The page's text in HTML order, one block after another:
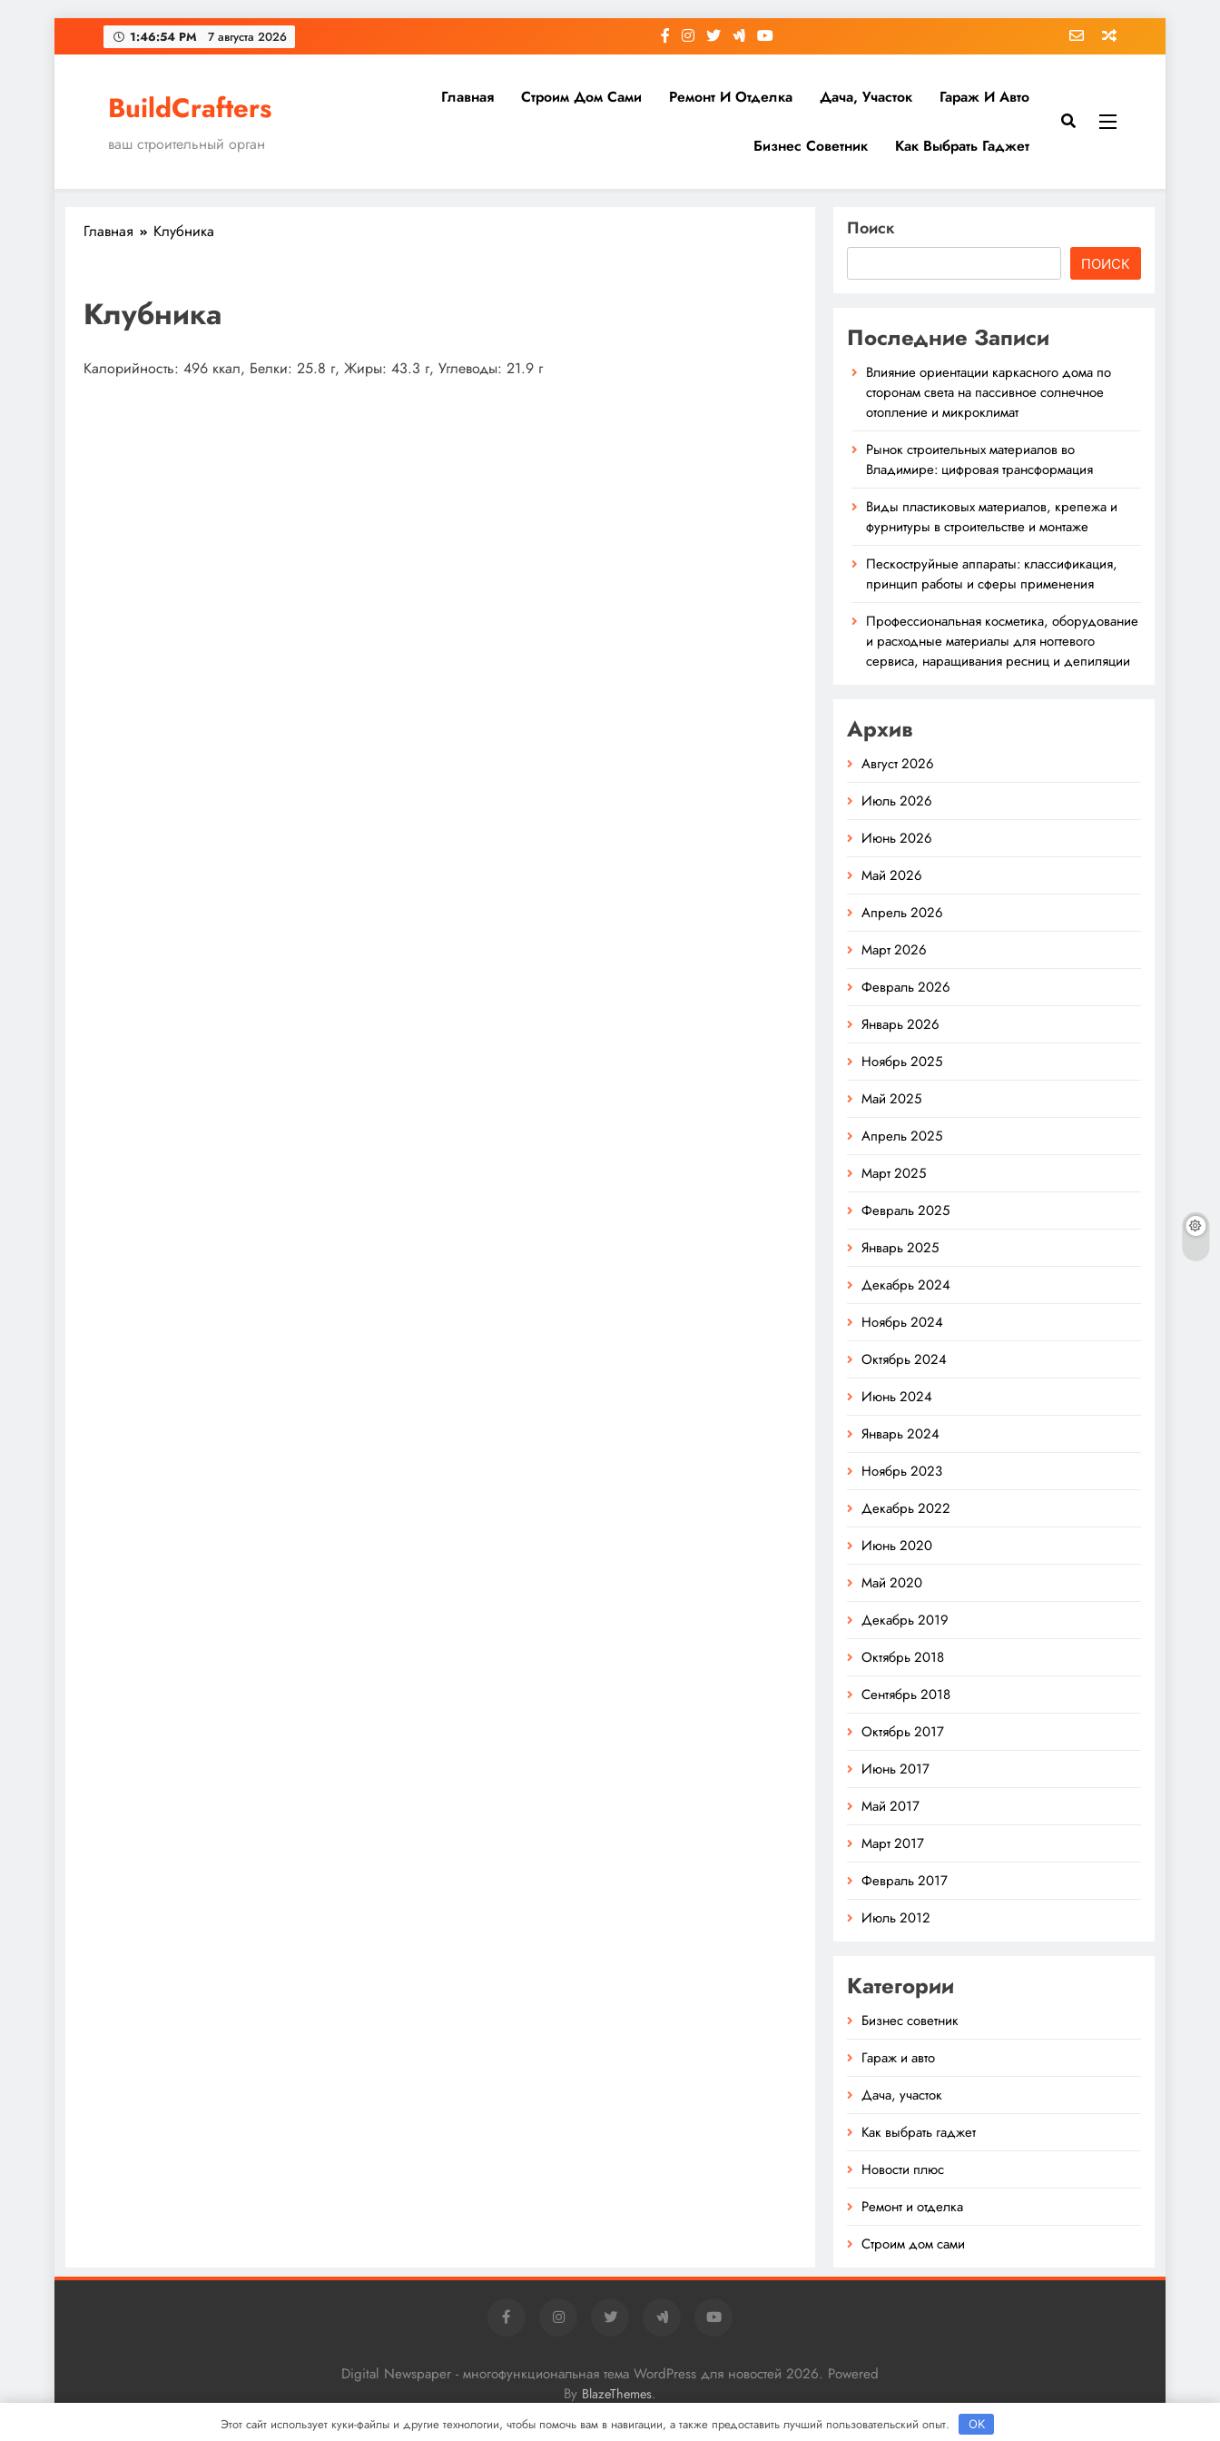
Перейти
к
1:46:54 PM 7 августа 2026
BuildCrafters
ваш строительный орган
Главная Строим Дом Сами Ремонт И Отделка Дача, Участок Гараж И Авто
Бизнес Советник Как Выбрать Гаджет
Главная Клубника
Клубника
Калорийность: 496 ккал, Белки: 25.8 г, Жиры: 43.3 г, Углеводы: 21.9 г
Поиск
ПОИСК
Последние Записи
Влияние ориентации каркасного дома по
сторонам света на пассивное солнечное
отопление и микроклимат
Рынок строительных материалов во
Владимире: цифровая трансформация
Виды пластиковых материалов, крепежа и
фурнитуры в строительстве и монтаже
Пескоструйные аппараты: классификация,
принцип работы и сферы применения
Профессиональная косметика, оборудование
и расходные материалы для ногтевого
сервиса, наращивания ресниц и депиляции
Архив
Август 2026
Июль 2026
Июнь 2026
Май 2026
Апрель 2026
Март 2026
Февраль 2026
Январь 2026
Ноябрь 2025
Май 2025
Апрель 2025
Март 2025
Февраль 2025
Январь 2025
Декабрь 2024
Ноябрь 2024
Октябрь 2024
Июнь 2024
Январь 2024
Ноябрь 2023
Декабрь 2022
Июнь 2020
Май 2020
Декабрь 2019
Октябрь 2018
Сентябрь 2018
Октябрь 2017
Июнь 2017
Май 2017
Март 2017
Февраль 2017
Июль 2012
Категории
Бизнес советник
Гараж и авто
Дача, участок
Как выбрать гаджет
Новости плюс
Ремонт и отделка
Строим дом сами
Digital Newspaper - многофункциональная тема WordPress для новостей 2026. Powered
By BlazeThemes.
Этот сайт использует куки-файлы и другие технологии, чтобы помочь вам в навигации, а также предоставить лучший пользовательский опыт. OK